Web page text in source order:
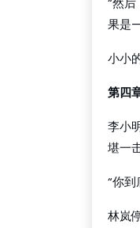
果是
小小
第四
李小
堪一
“你到
林岚